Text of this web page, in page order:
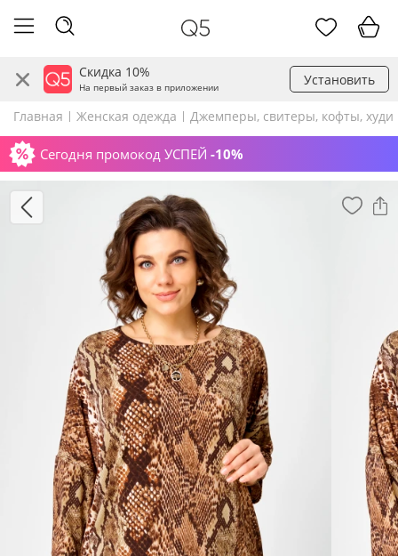
Скидка 10%
На первый заказ в приложении Установить
Главная Женская одежда Джемперы, свитеры, кофты, худи
Сегодня промокод УСПЕЙ -10%